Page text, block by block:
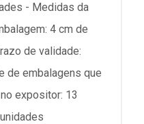
- Medidas da
4 cm de
de validade:
de embalagens que
expositor: 13